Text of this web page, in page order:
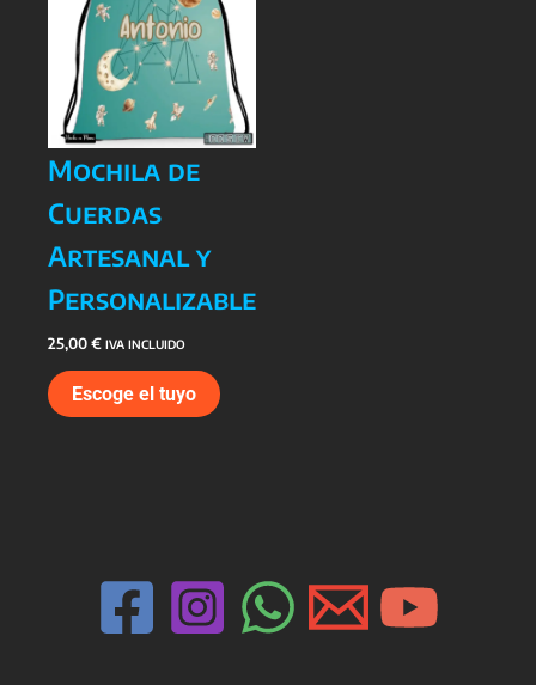
Mochila de
Cuerdas
Artesanal y
Personalizable
25,00€ IVA INCLUIDO
Escoge el tuyo